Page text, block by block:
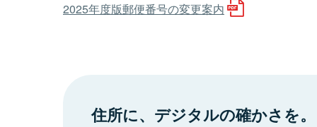
2025年度版郵便番号の変更案内
住所に、デジタルの確かさを。